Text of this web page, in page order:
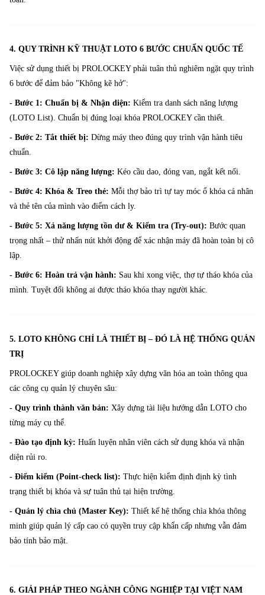
4. QUY TRÌNH KỸ THUẬT LOTO 6 BƯỚC CHUẨN QUỐC TẾ
Việc sử dụng thiết bị PROLOCKEY phải tuân thủ nghiêm ngặt quy trình
6 bước để đảm bảo "Không kẽ hở":
- Bước 1: Chuẩn bị & Nhận diện: Kiểm tra danh sách năng lượng
(LOTO List). Chuẩn bị đúng loại khóa PROLOCKEY cần thiết.
- Bước 2: Tắt thiết bị: Dừng máy theo đúng quy trình vận hành tiêu
chuẩn.
- Bước 3: Cô lập năng lượng: Kéo cầu dao, đóng van, ngắt kết nối.
- Bước 4: Khóa & Treo thẻ: Mỗi thợ bảo trì tự tay móc ổ khóa cá nhân
và thẻ tên của mình vào điểm cách ly.
- Bước 5: Xả năng lượng tồn dư & Kiểm tra (Try-out): Bước quan
trọng nhất – thử nhấn nút khởi động để xác nhận máy đã hoàn toàn bị cô
lập.
- Bước 6: Hoàn trả vận hành: Sau khi xong việc, thợ tự tháo khóa của
mình. Tuyệt đối không ai được tháo khóa thay người khác.
5. LOTO KHÔNG CHỈ LÀ THIẾT BỊ – ĐÓ LÀ HỆ THỐNG QUẢN
TRỊ
PROLOCKEY giúp doanh nghiệp xây dựng văn hóa an toàn thông qua
các công cụ quản lý chuyên sâu:
- Quy trình thành văn bản: Xây dựng tài liệu hướng dẫn LOTO cho
từng máy cụ thể.
- Đào tạo định kỳ: Huấn luyện nhân viên cách sử dụng khóa và nhận
diện rủi ro.
- Điểm kiểm (Point-check list): Thực hiện kiểm định định kỳ tình
trạng thiết bị khóa và sự tuân thủ tại hiện trường.
- Quản lý chìa chủ (Master Key): Thiết kế hệ thống chìa khóa thông
minh giúp quản lý cấp cao có quyền truy cập khẩn cấp nhưng vẫn đảm
bảo tính bảo mật.
6. GIẢI PHÁP THEO NGÀNH CÔNG NGHIỆP TẠI VIỆT NAM